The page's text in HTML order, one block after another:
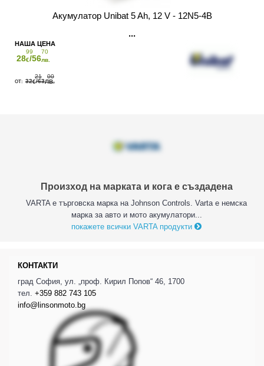
Произход на марката и кога е създадена
VARTA е търговска марка на Johnson Controls. Varta е немска
марка за авто и мото акумулатори...
покажете всички VARTA продукти
Акумулатор Unibat 5 Ah, 12 V - 12N5-4B
28
99
€/56
70
лв.
32
21
€/63
00
ЛВ.
КОНТАКТИ
град София, ул. „проф. Кирил Попов“ 46, 1700
тел. +359 882 743 105
info@linsonmoto.bg